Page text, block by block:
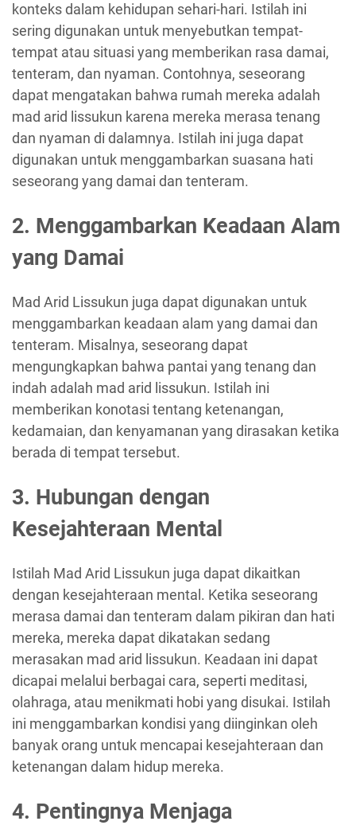
konteks dalam kehidupan sehari-hari. Istilah ini
sering digunakan untuk menyebutkan tempat-
tempat atau situasi yang memberikan rasa damai,
tenteram, dan nyaman. Contohnya, seseorang
dapat mengatakan bahwa rumah mereka adalah
mad arid lissukun karena mereka merasa tenang
dan nyaman di dalamnya. Istilah ini juga dapat
digunakan untuk menggambarkan suasana hati
seseorang yang damai dan tenteram.
2. Menggambarkan Keadaan Alam
yang Damai
Mad Arid Lissukun juga dapat digunakan untuk
menggambarkan keadaan alam yang damai dan
tenteram. Misalnya, seseorang dapat
mengungkapkan bahwa pantai yang tenang dan
indah adalah mad arid lissukun. Istilah ini
memberikan konotasi tentang ketenangan,
kedamaian, dan kenyamanan yang dirasakan ketika
berada di tempat tersebut.
3. Hubungan dengan
Kesejahteraan Mental
Istilah Mad Arid Lissukun juga dapat dikaitkan
dengan kesejahteraan mental. Ketika seseorang
merasa damai dan tenteram dalam pikiran dan hati
mereka, mereka dapat dikatakan sedang
merasakan mad arid lissukun. Keadaan ini dapat
dicapai melalui berbagai cara, seperti meditasi,
olahraga, atau menikmati hobi yang disukai. Istilah
ini menggambarkan kondisi yang diinginkan oleh
banyak orang untuk mencapai kesejahteraan dan
ketenangan dalam hidup mereka.
4. Pentingnya Menjaga